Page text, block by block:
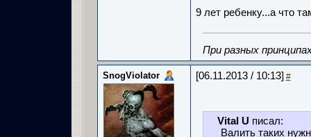
9 лет ребенку...а что
При разных
SnogViolator [06.11.2013 / 10:13] #
Vital U писал:
Валить таких